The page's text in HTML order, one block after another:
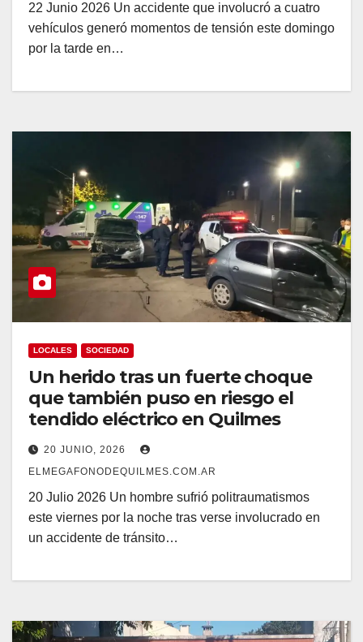
22 Junio 2026 Un accidente que involucró a cuatro
vehículos generó momentos de tensión este domingo
por la tarde en…
LOCALES SOCIEDAD
Un herido tras un fuerte choque
que también puso en riesgo el
tendido eléctrico en Quilmes
20 JUNIO, 2026
ELMEGAFONODEQUILMES.COM.AR
20 Julio 2026 Un hombre sufrió politraumatismos
este viernes por la noche tras verse involucrado en
un accidente de tránsito…